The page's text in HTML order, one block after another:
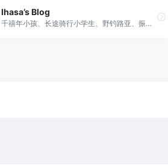
lhasa’s Blog
千禧年小孩、长途骑行小学生、野钓路亚、振出并继、古典乐爱好者、野生程序员、独立开发者